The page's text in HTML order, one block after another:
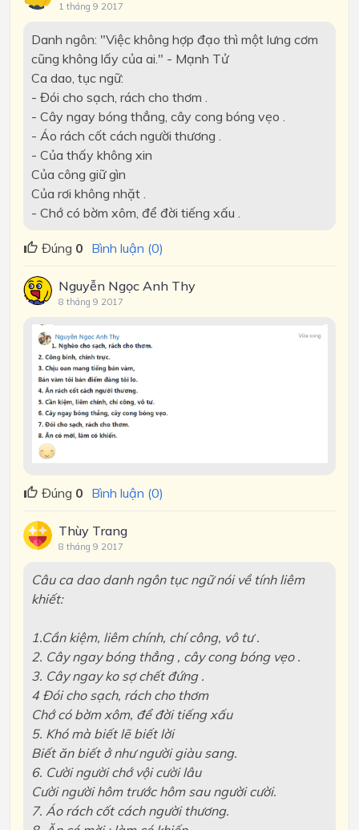
1 tháng 9 2017
Danh ngôn: "Việc không hợp đạo thì một lưng cơm
cũng không lấy của ai." - Mạnh Tử
Ca dao, tục ngữ:
- Đói cho sạch, rách cho thơm .
- Cây ngay bóng thẳng, cây cong bóng vẹo .
- Áo rách cốt cách người thương .
- Của thấy không xin
Của công giữ gìn
Của rơi không nhặt .
- Chớ có bờm xôm, để đời tiếng xấu .
Đúng 0 Bình luận (0)
Nguyễn Ngọc Anh Thy
8 tháng 9 2017
Đúng 0 Bình luận (0)
Thùy Trang
8 tháng 9 2017
Câu ca dao danh ngôn tục ngữ nói về tính liêm
khiết:
1.Cần kiệm, liêm chính, chí công, vô tư .
2. Cây ngay bóng thẳng , cây cong bóng vẹo .
3. Cây ngay ko sợ chết đứng .
4 Đói cho sạch, rách cho thơm
Chớ có bờm xôm, để đời tiếng xấu
5. Khó mà biết lẽ biết lời
Biết ăn biết ở như người giàu sang.
6. Cười người chớ vội cười lâu
Cười người hôm trước hôm sau người cười.
7. Áo rách cốt cách người thương.